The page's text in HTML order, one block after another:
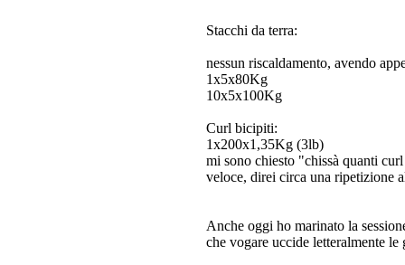
Stacchi da terra:
nessun riscaldamento, avendo
1x5x80Kg
10x5x100Kg
Curl bicipiti:
1x200x1,35Kg (3lb)
mi sono chiesto "chissà quanti
veloce, direi circa una ripetizione
Anche oggi ho marinato la
che vogare uccide letteralmente le